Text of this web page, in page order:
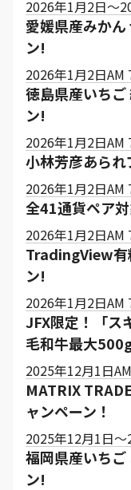
2026年1月2日～
愛媛県産みか
ン!
2026年1月2日AM
徳島県産いち
ン!
2026年1月2日AM
小林芳彦あられ
2026年1月2日AM
全41通貨ペア
2026年1月2日AM
TradingView有
ン!
2026年1月2日AM
JFX限定！「ス
毛和牛最大
2025年12月1日
MATRIX
ャンペーン！
2025年12月1日
福岡県産いち
ン!